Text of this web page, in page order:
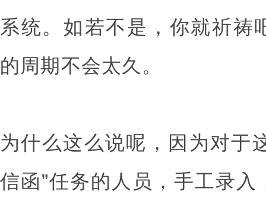
系统。如若不是，你就祈
的周期不会太久。
为什么这么说呢，因为对于
信函”任务的人员，手工录